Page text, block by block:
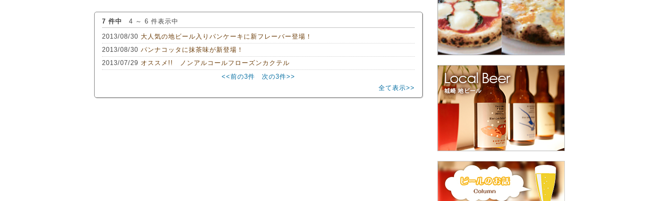
7 件中 4 ～ 6 件表示中
2013/08/30 大人気の地ビール入りパンケーキに新フレーバー登場！
2013/08/30 パンナコッタに抹茶味が新登場！
2013/07/29 オススメ!! ノンアルコールフローズンカクテル
<<前の3件
次の3件>>
全て表示>>